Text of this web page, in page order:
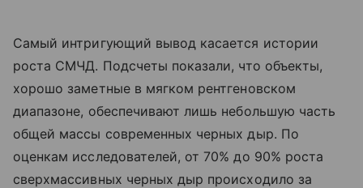
Самый интригующий вывод касается истории
роста СМЧД. Подсчеты показали, что объекты,
хорошо заметные в мягком рентгеновском
диапазоне, обеспечивают лишь небольшую часть
общей массы современных черных дыр. По
оценкам исследователей, от 70% до 90% роста
сверхмассивных черных дыр происходило за